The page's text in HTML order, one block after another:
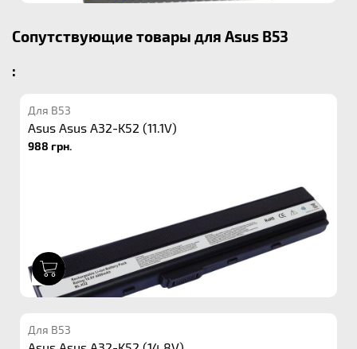
Сопутствующие товары для Asus B53
:
Для B53
Asus Asus A32-K52 (11.1V)
988 грн.
Для B53